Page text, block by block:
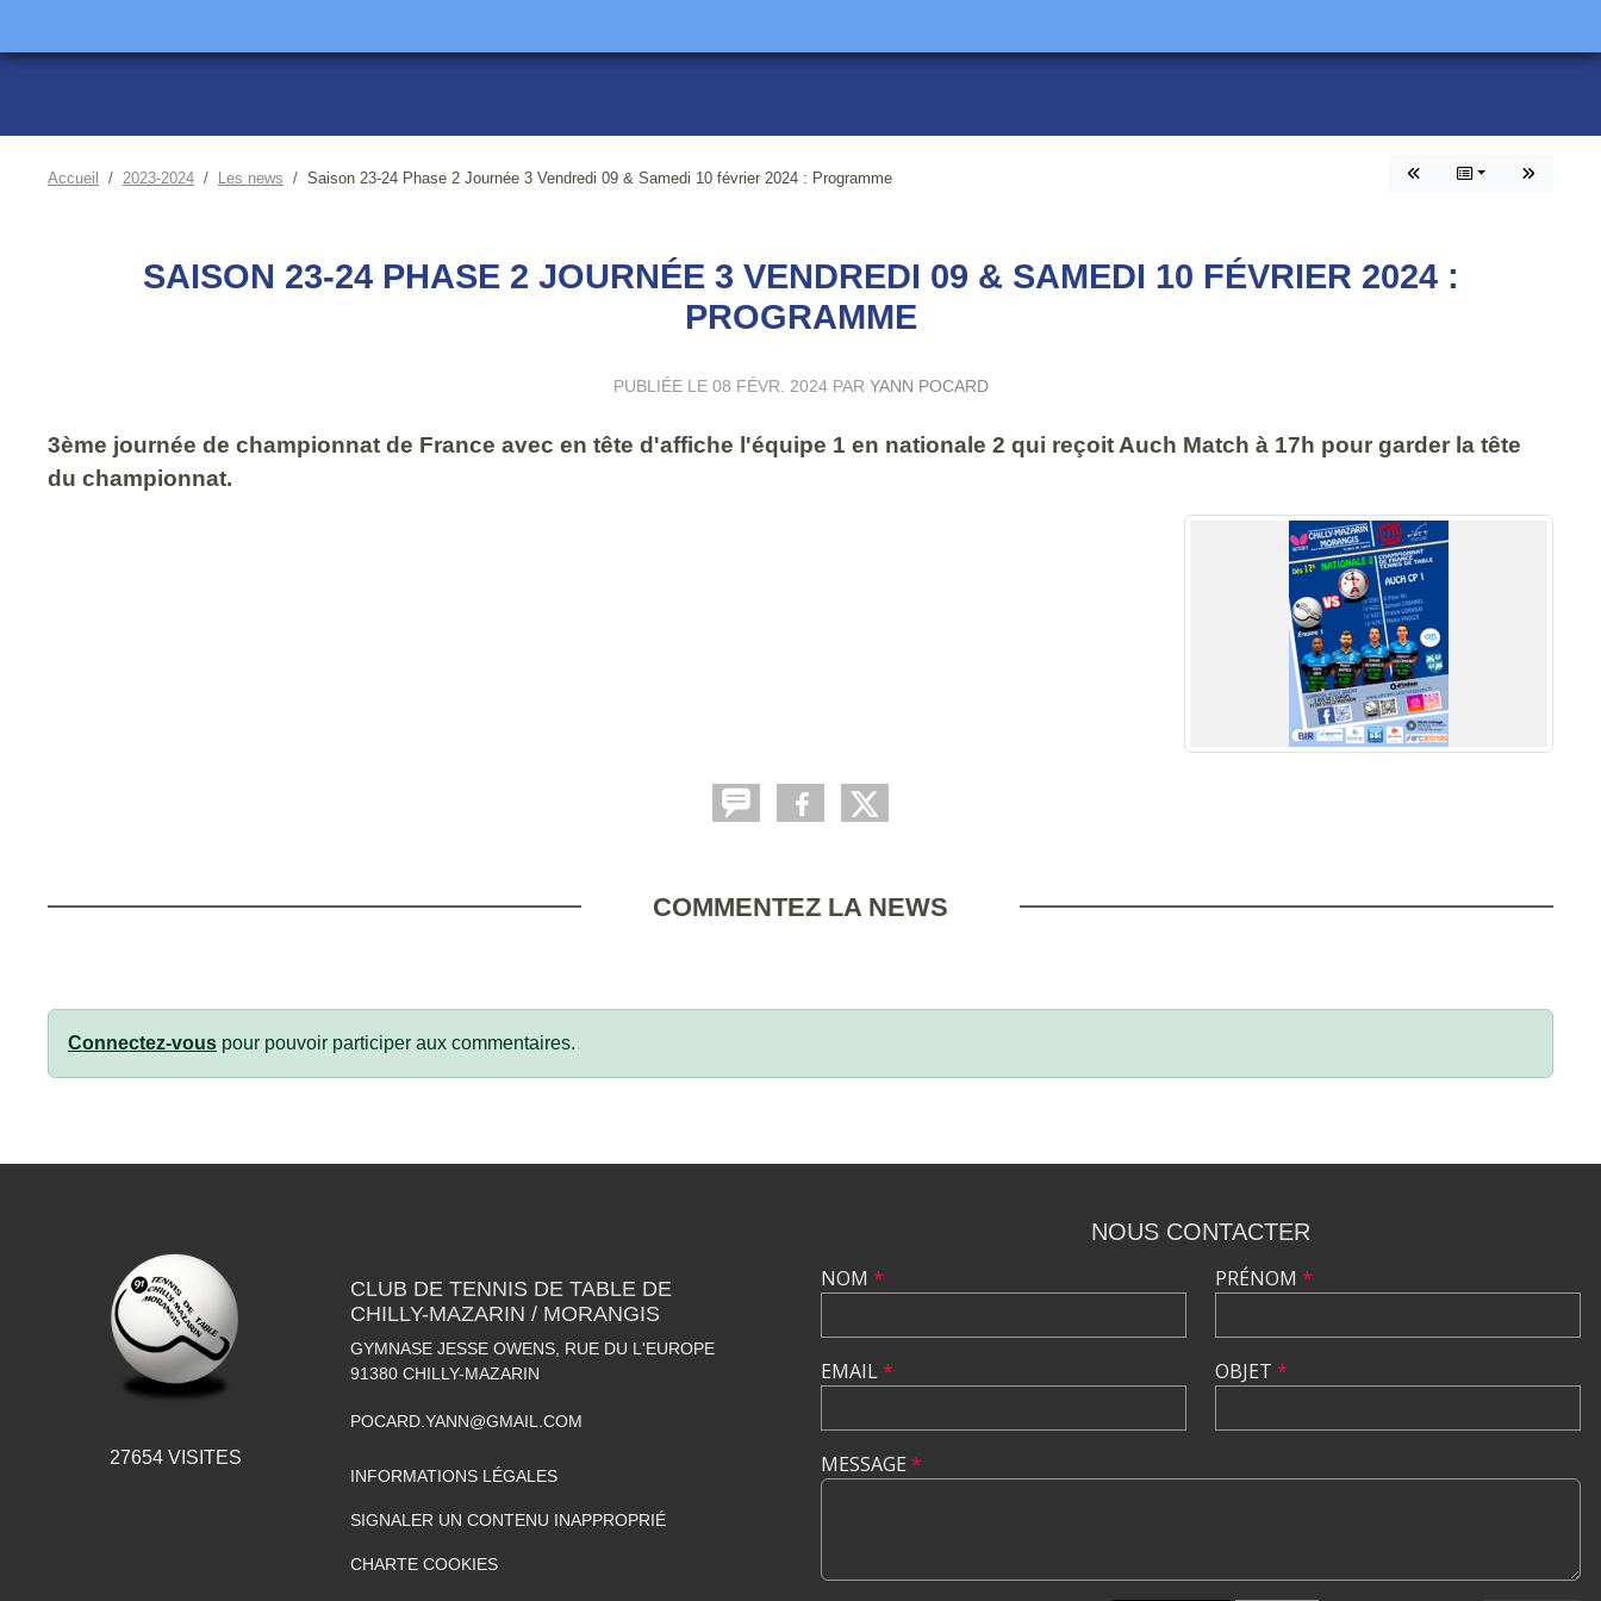
Accueil 2023-2024 Les news Saison 23-24 Phase 2 Journée 3 Vendredi 09 & Samedi 10 février 2024 : Programme
SAISON 23-24 PHASE 2 JOURNÉE 3 VENDREDI 09 & SAMEDI 10 FÉVRIER 2024 :
PROGRAMME
PUBLIÉE LE 08 FÉVR. 2024PAR YANN POCARD
3ème journée de championnat de France avec en tête d'affiche l'équipe 1 en nationale 2 qui reçoit Auch Match à 17h pour garder la tête
du championnat.
COMMENTEZ LA NEWS
Connectez-vous pour pouvoir participer aux commentaires.
27654VISITES
CLUB DE TENNIS DE TABLE DE
CHILLY-MAZARIN / MORANGIS
GYMNASE JESSE OWENS, RUE DU L'EUROPE
91380 CHILLY-MAZARIN
POCARD.YANN@GMAIL.COM
INFORMATIONS LÉGALES
SIGNALER UN CONTENU INAPPROPRIÉ
CHARTE COOKIES
NOUS CONTACTER
NOM *
EMAIL*
PRÉNOM *
OBJET *
MESSAGE *